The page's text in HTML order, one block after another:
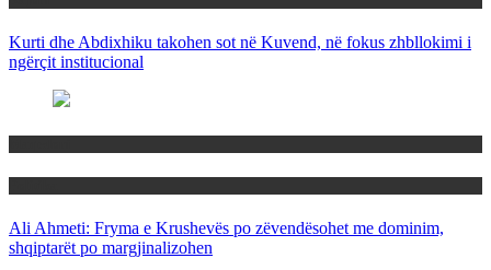
Kurti dhe Abdixhiku takohen sot në Kuvend, në fokus zhbllokimi i
ngërçit institucional
Ali Ahmeti: Fryma e Krushevës po zëvendësohet me dominim,
shqiptarët po margjinalizohen